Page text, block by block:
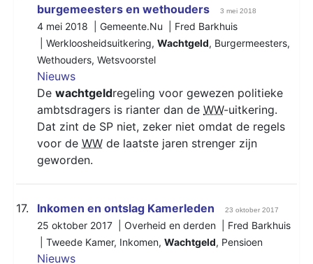
burgemeesters en wethouders
3 mei 2018
4 mei 2018 | Gemeente.Nu | Fred Barkhuis
Werkloosheidsuitkering, Wachtgeld, Burgermeesters,
Wethouders, Wetsvoorstel
Nieuws
De wachtgeldregeling voor gewezen politieke
ambtsdragers is rianter dan de WW-uitkering.
Dat zint de SP niet, zeker niet omdat de regels
voor de WW de laatste jaren strenger zijn
geworden.
17. Inkomen en ontslag Kamerleden 23 oktober 2017
25 oktober 2017 | Overheid en derden | Fred Barkhuis
Tweede Kamer, Inkomen, Wachtgeld, Pensioen
Nieuws